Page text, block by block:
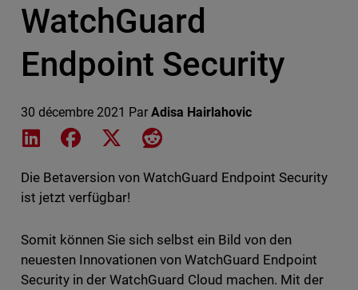
WatchGuard
Endpoint Security
30 décembre 2021 Par Adisa Hairlahovic
Share on LinkedIn
Share on Facebook
Share on XShare on Reddit
Die Betaversion von WatchGuard Endpoint Security
ist jetzt verfügbar!
Somit können Sie sich selbst ein Bild von den
neuesten Innovationen von WatchGuard Endpoint
Security in der WatchGuard Cloud machen. Mit der